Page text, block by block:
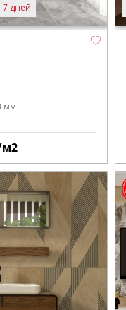
7 дней
мм
м2